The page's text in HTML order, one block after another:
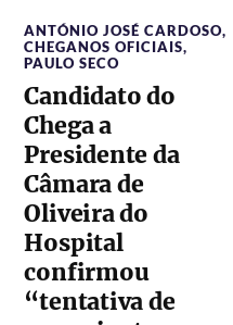
ANTÓNIO JOSÉ CARDOSO,
CHEGANOS OFICIAIS,
PAULO SECO
Candidato do
Chega a
Presidente da
Câmara de
Oliveira do
Hospital
confirmou
“tentativa de